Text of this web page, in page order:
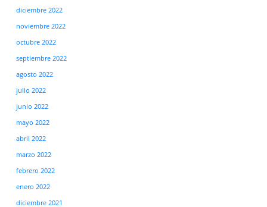
diciembre 2022
noviembre 2022
octubre 2022
septiembre 2022
agosto 2022
julio 2022
junio 2022
mayo 2022
abril 2022
marzo 2022
febrero 2022
enero 2022
diciembre 2021